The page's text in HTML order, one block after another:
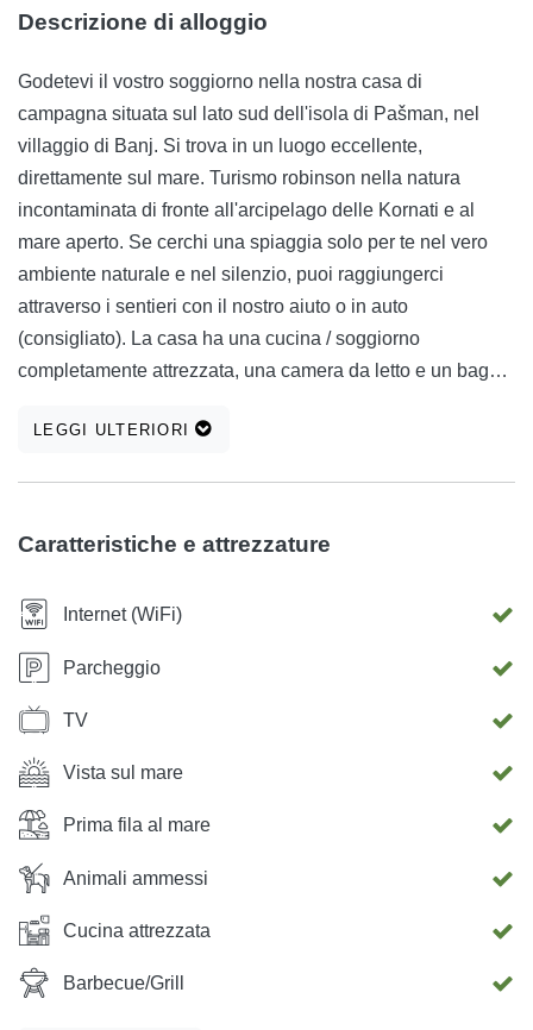
Descrizione di alloggio
Godetevi il vostro soggiorno nella nostra casa di
campagna situata sul lato sud dell'isola di Pašman, nel
villaggio di Banj. Si trova in un luogo eccellente,
direttamente sul mare. Turismo robinson nella natura
incontaminata di fronte all'arcipelago delle Kornati e al
mare aperto. Se cerchi una spiaggia solo per te nel vero
ambiente naturale e nel silenzio, puoi raggiungerci
attraverso i sentieri con il nostro aiuto o in auto
(consigliato). La casa ha una cucina / soggiorno
completamente attrezzata, una camera da letto e un bagno.
serbatoio dell'acqua viene effettuata attraverso la casa, c'è
esterna, terrazza e barbecue. C'è un letto matrimoniale
soggiorno. Abbiamo ospiti che vengono costantemente a
casa nostra per dieci anni, quindi alcune date sono
bloccate. max. 4 persone. L'auto è a 150 metri dal cottage.
LEGGI ULTERIORI
Caratteristiche e attrezzature
Internet (WiFi)
Parcheggio
TV
Vista sul mare
Prima fila al mare
Animali ammessi
Cucina attrezzata
Barbecue/Grill